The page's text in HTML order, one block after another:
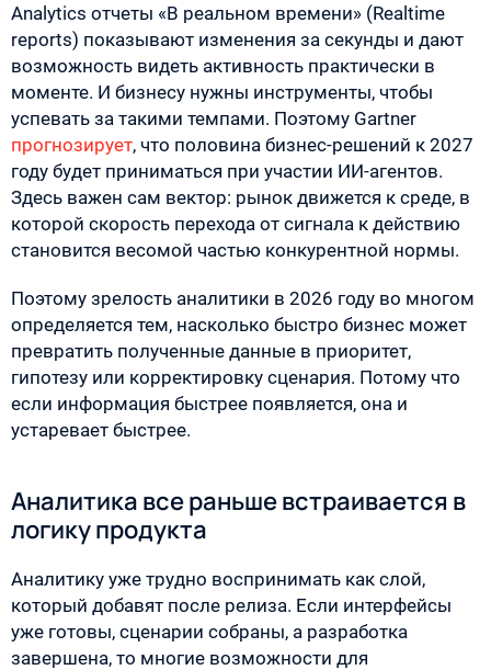
Analytics отчеты «В реальном времени» (Realtime
reports) показывают изменения за секунды и дают
возможность видеть активность практически в
моменте. И бизнесу нужны инструменты, чтобы
успевать за такими темпами. Поэтому Gartner
прогнозирует, что половина бизнес-решений к 2027
году будет приниматься при участии ИИ-агентов.
Здесь важен сам вектор: рынок движется к среде, в
которой скорость перехода от сигнала к действию
становится весомой частью конкурентной нормы.
Поэтому зрелость аналитики в 2026 году во многом
определяется тем, насколько быстро бизнес может
превратить полученные данные в приоритет,
гипотезу или корректировку сценария. Потому что
если информация быстрее появляется, она и
устаревает быстрее.
Аналитика все раньше встраивается в
логику продукта
Аналитику уже трудно воспринимать как слой,
который добавят после релиза. Если интерфейсы
уже готовы, сценарии собраны, а разработка
завершена, то многие возможности для